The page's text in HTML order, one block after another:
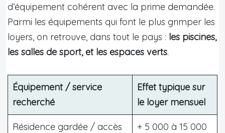
d’équipement cohérent avec la prime demandée.
Parmi les équipements qui font le plus grimper les
loyers, on retrouve, dans tout le pays : les piscines,
les salles de sport, et les espaces verts.
Équipement / service
recherché
Effet typique sur
le loyer mensuel
Résidence gardée / accès
+ 5 000 à 15 000